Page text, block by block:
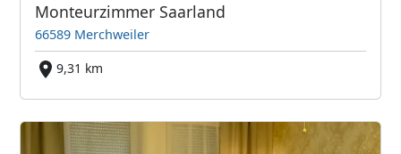
Monteurzimmer Saarland
66589 Merchweiler
9,31 km